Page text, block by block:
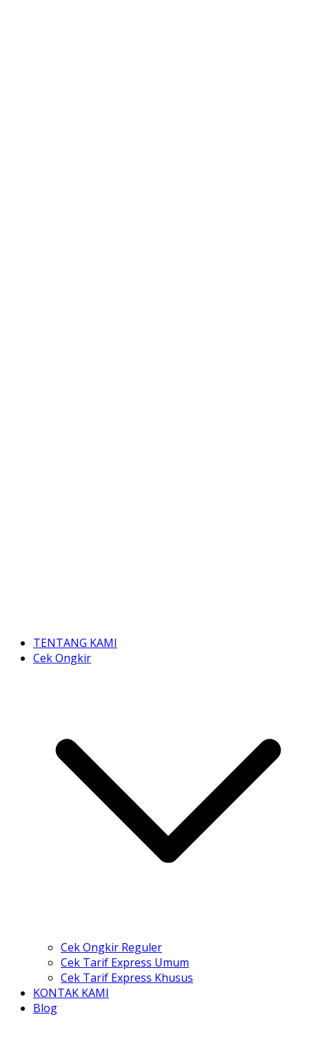
TENTANG KAMI
Cek Ongkir
Cek Ongkir Reguler
Cek Tarif Express Umum
Cek Tarif Express Khusus
KONTAK KAMI
Blog